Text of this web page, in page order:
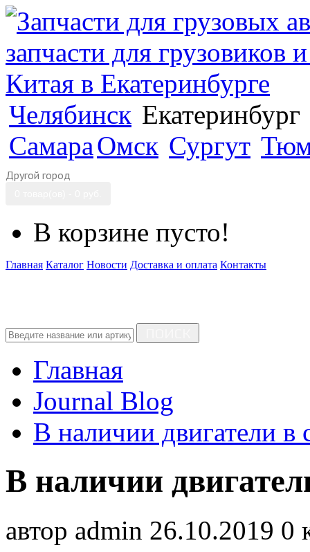
Челябинск Екатеринбург
СамараОмск Сургут
Другой город
В корзине пусто!
Главная Каталог Новости Доставка и оплата Контакты
Главная
Journal Blog
В наличии двигатели в
В наличии
автор admin 26.10.2019 0